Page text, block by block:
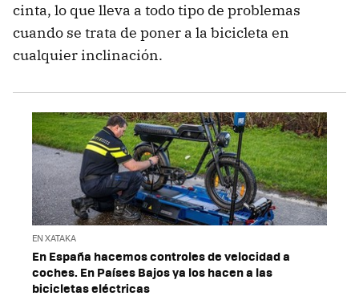
cinta, lo que lleva a todo tipo de problemas
cuando se trata de poner a la bicicleta en
cualquier inclinación.
EN XATAKA
En España hacemos controles de velocidad a
coches. En Países Bajos ya los hacen a las
bicicletas eléctricas